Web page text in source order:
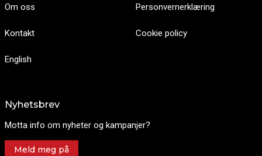
Om oss
Kontakt
English
Personvernerklæring
Cookie policy
Nyhetsbrev
Motta info om nyheter og kampanjer?
Meld meg på